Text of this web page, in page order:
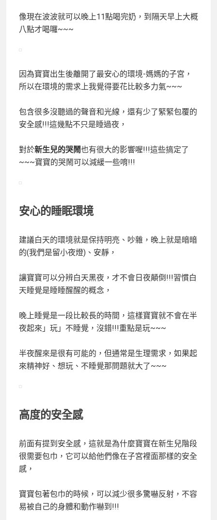
像現在波波就可以晚上11點喝完奶，到隔天早上大概
八點才喝囉~~~
因為寶寶出生後離開了最安心的環境-媽媽的子宮，
所以在環境的需求上我覺得要花比較多力氣~~~
包含很多沒聽過的聲音和光線，還有少了緊緊包覆的
安全感!!!這幾點不只是睡過夜，
對於新生兒的哭鬧也有很大的影響喔!!!這些搞定了
~~~寶寶的哭鬧可以減緩一些唷!!!
安心的睡眠環境
建議白天的環境就是保持明亮、吵雜，晚上就是暗暗
的(我們是留小夜燈)、安靜，
讓寶寶可以分辨白天黑夜，才不會日夜顛倒!!!習慣白
天睡覺是睡睡醒醒的概念，
晚上睡覺是一段比較長的時間，這樣寶寶就不會在半
夜起來」玩」不睡覺，沒錯!!!重點是玩~~~
半夜醒來是很有可能的，但通常是生理需求，如果起
來精神好、想玩、不睡覺那問題就大了~~~
高度的安全感
前面有提到安全感，這就是為什麼寶寶在新生兒階段
很需要包巾，它可以給他們像在子宮裡面那樣的安全
感，
寶寶包著包巾的時候，可以減少很多驚嚇反射，不容
易被自己的身體和動作嚇到!!!